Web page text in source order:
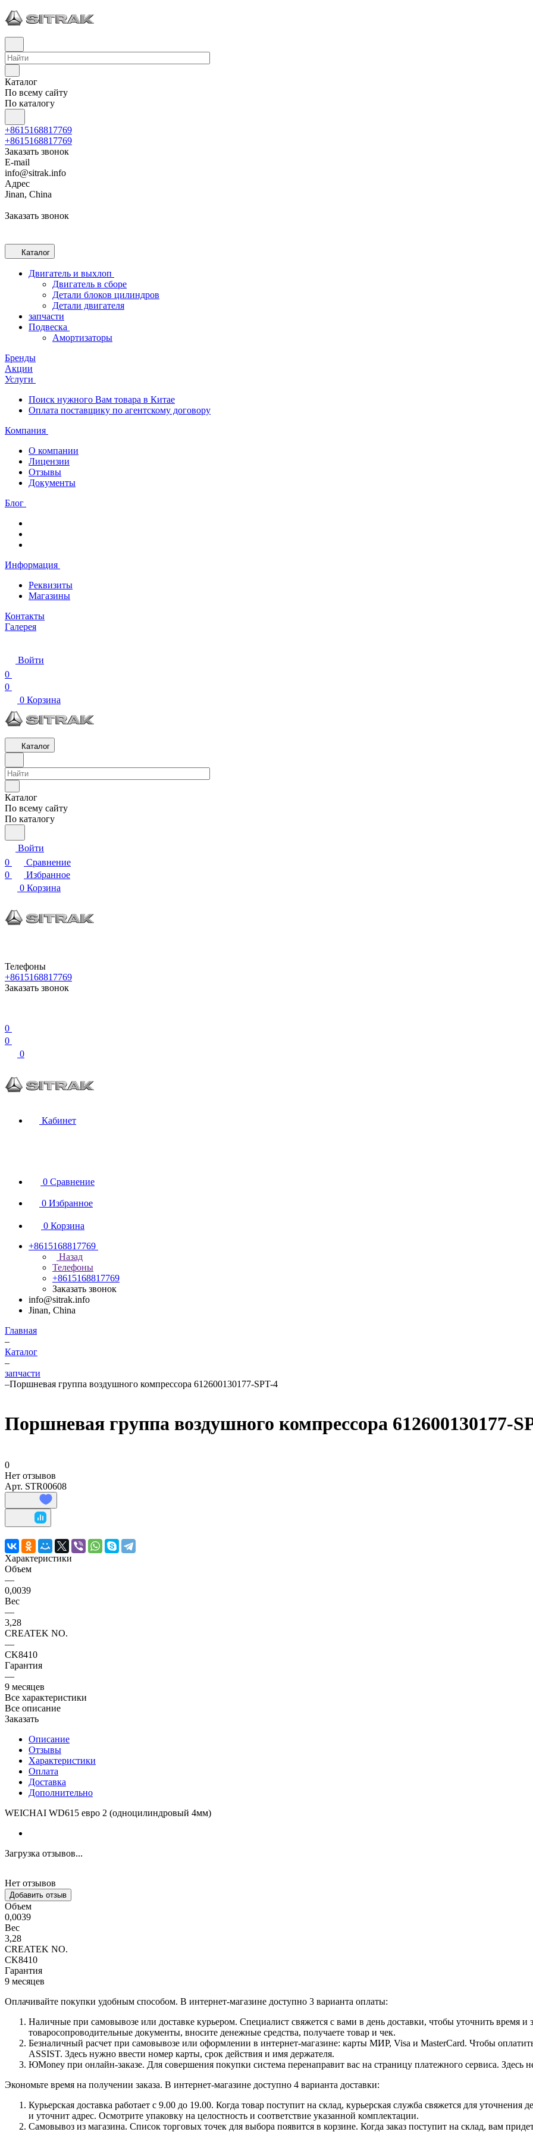
Каталог
По всему сайту
По каталогу
+8615168817769
+8615168817769
Заказать звонок
E-mail
info@sitrak.info
Адрес
Jinan, China
Заказать звонок
Каталог
Двигатель и выхлоп
Двигатель в сборе
Детали блоков цилиндров
Детали двигателя
запчасти
Подвеска
Амортизаторы
Бренды
Акции
Услуги
Поиск нужного Вам товара в Китае
Оплата поставщику по агентскому договору
Компания
О компании
Лицензии
Отзывы
Документы
Блог
Информация
Реквизиты
Магазины
Контакты
Галерея
Войти
0
0
0 Корзина
Каталог
Каталог
По всему сайту
По каталогу
Войти
0
Сравнение
0
Избранное
0 Корзина
Телефоны
+8615168817769
Заказать звонок
0
0
0
Кабинет
0 Сравнение
0 Избранное
0 Корзина
+8615168817769
Назад
Телефоны
+8615168817769
Заказать звонок
info@sitrak.info
Jinan, China
Главная
–
Каталог
–
запчасти
–Поршневая группа воздушного компрессора 612600130177-SPT-4
Поршневая группа воздушного компрессора 612600130177-
0
Нет отзывов
Арт. STR00608
Характеристики
Объем
—
0,0039
Вес
—
3,28
CREATEK NO.
—
CK8410
Гарантия
—
9 месяцев
Все характеристики
Все описание
Заказать
Описание
Отзывы
Характеристики
Оплата
Доставка
Дополнительно
WEICHAI WD615 евро 2 (одноцилиндровый 4мм)
Загрузка отзывов...
Нет отзывов
Добавить отзыв
Объем
0,0039
Вес
3,28
CREATEK NO.
CK8410
Гарантия
9 месяцев
Оплачивайте покупки удобным способом. В интернет-магазине доступно 3 варианта оплаты:
Наличные при самовывозе или доставке курьером. Специалист свяжется с вами в день доставки, чтобы уточнить время
товаросопроводительные документы, вносите денежные средства, получаете товар и чек.
Безналичный расчет при самовывозе или оформлении в интернет-магазине: карты МИР, Visa и MasterCard. Чтобы
ASSIST. Здесь нужно ввести номер карты, срок действия и имя держателя.
ЮMoney при онлайн-заказе. Для совершения покупки система перенаправит вас на страницу платежного сервиса. Здесь
Экономьте время на получении заказа. В интернет-магазине доступно 4 варианта доставки:
Курьерская доставка работает с 9.00 до 19.00. Когда товар поступит на склад, курьерская служба свяжется для
и уточнит адрес. Осмотрите упаковку на целостность и соответствие указанной комплектации.
Самовывоз из магазина. Список торговых точек для выбора появится в корзине. Когда заказ поступит на склад, вам